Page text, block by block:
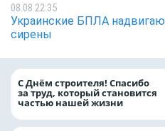
08.08 22:35
Украинские БПЛА
сирены
С Днём строителя! Спасибо
за труд, который становится
частью нашей жизни